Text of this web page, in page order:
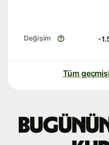
Değişim -
Tüm